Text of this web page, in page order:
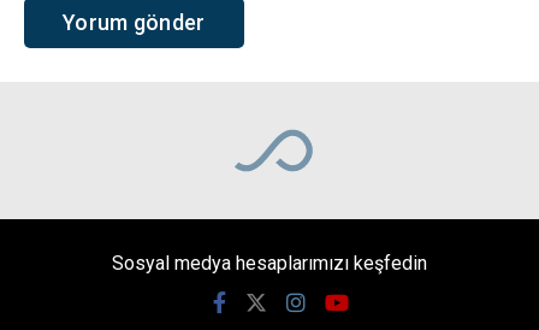
Sosyal medya hesaplarımızı keşfedin